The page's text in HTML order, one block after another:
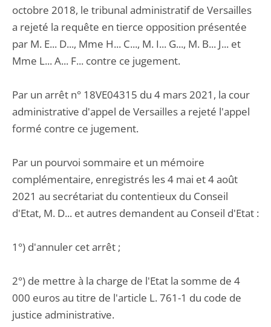
octobre 2018, le tribunal administratif de Versailles
a rejeté la requête en tierce opposition présentée
par M. E... D..., Mme H... C..., M. I... G..., M. B... J... et
Mme L... A... F... contre ce jugement.
Par un arrêt n° 18VE04315 du 4 mars 2021, la cour
administrative d'appel de Versailles a rejeté l'appel
formé contre ce jugement.
Par un pourvoi sommaire et un mémoire
complémentaire, enregistrés les 4 mai et 4 août
2021 au secrétariat du contentieux du Conseil
d'Etat, M. D... et autres demandent au Conseil d'Etat :
1°) d'annuler cet arrêt ;
2°) de mettre à la charge de l'Etat la somme de 4
000 euros au titre de l'article L. 761-1 du code de
justice administrative.